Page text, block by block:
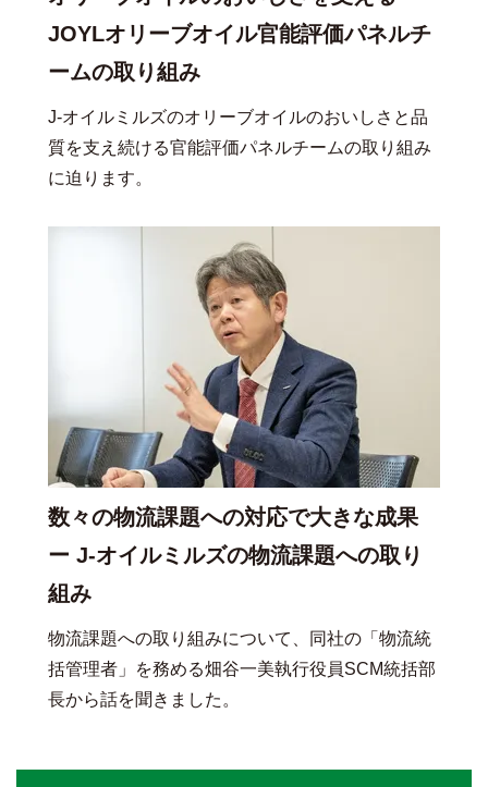
JOYLオリーブオイル官能評価パネルチ
ームの取り組み
J-オイルミルズのオリーブオイルのおいしさと品
質を支え続ける官能評価パネルチームの取り組み
に迫ります。
数々の物流課題への対応で大きな成果
ー J-オイルミルズの物流課題への取り
組み
物流課題への取り組みについて、同社の「物流統
括管理者」を務める畑谷一美執行役員SCM統括部
長から話を聞きました。